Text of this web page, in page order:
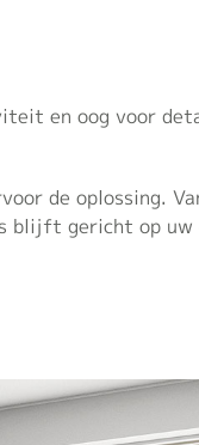
en oog voor
de oplossing.
blijft gericht op uw